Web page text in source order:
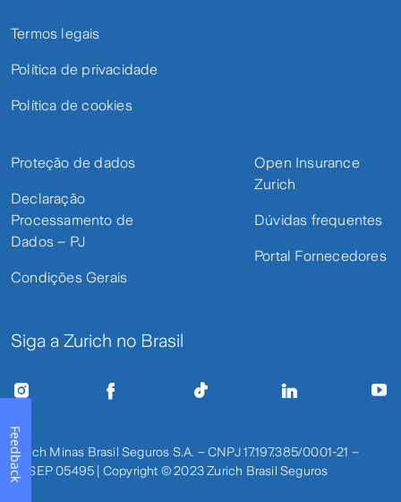
Termos legais
Política de privacidade
Política de cookies
Proteção de dados
Declaração
Processamento de
Dados – PJ
Condições Gerais
Open Insurance
Zurich
Dúvidas frequentes
Portal Fornecedores
Siga a Zurich no Brasil
Zurich Minas Brasil Seguros S.A. – CNPJ 17.197.385/0001-21 –
SUSEP 05495 | Copyright © 2023 Zurich Brasil Seguros
Feedback